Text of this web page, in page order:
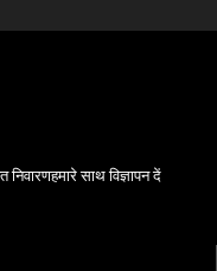
निवारणहमारे साथ विज्ञापन दें